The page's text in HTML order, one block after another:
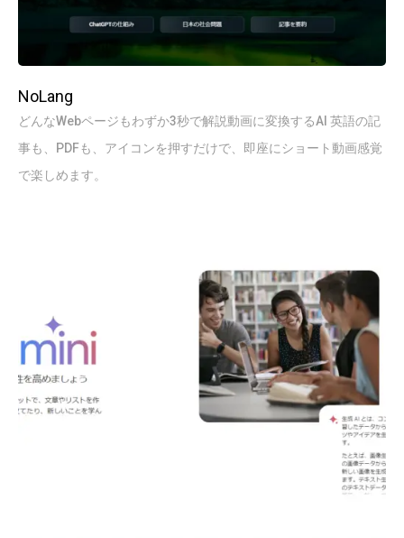
NoLang
どんなWebページもわずか3秒で解説動画に変換するAI 英語の記
事も、PDFも、アイコンを押すだけで、即座にショート動画感覚
で楽しめます。